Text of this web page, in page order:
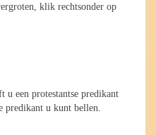
klik rechtsonder op
u een protestantse predikant
predikant u kunt bellen.